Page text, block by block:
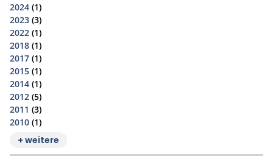
2024 (1)
2023 (3)
2022 (1)
2018 (1)
2017 (1)
2015 (1)
2014 (1)
2012 (5)
2011 (3)
2010 (1)
+ weitere